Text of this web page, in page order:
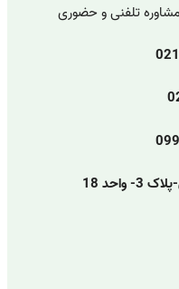
تلفنی و حضوری
18